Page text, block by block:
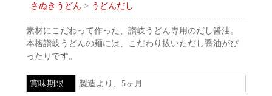
さぬきうどん > うどんだし
素材にこだわって作った、讃岐うどん専用のだし醤油。
本格讃岐うどんの麺には、こだわり抜いただし醤油がぴ
ったりです。
賞味期限 製造より、5ヶ月